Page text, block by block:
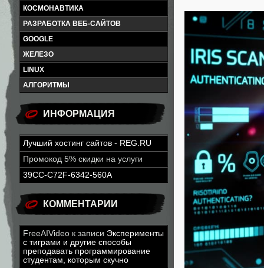
КОСМОНАВТИКА
РАЗРАБОТКА ВЕБ-САЙТОВ
GOOGLE
ЖЕЛЕЗО
LINUX
АЛГОРИТМЫ
ИНФОРМАЦИЯ
Лучший хостинг сайтов - REG.RU
Промокод 5% скидки на услуги
39CC-C72F-6342-560A
КОММЕНТАРИИ
FreeAIVideo к записи Эксперименты
с тиграми и другие способы
преподавать программирование
студентам, которым скучно